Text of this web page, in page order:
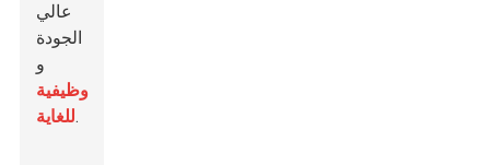
عالي
الجودة
و
وظيفية
للغاية.